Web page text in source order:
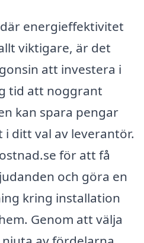
energieffektivitet
viktigare, är det
att investera i
tid att noggrant
kan spara pengar
ditt val av leverantör.
för att få
och göra en
kring installation
Genom att välja